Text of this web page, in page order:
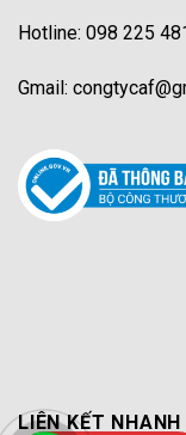
Hotline: 098 225
Gmail:
LIÊN KẾT NHANH